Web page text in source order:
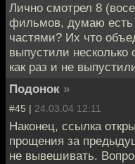
Лично смотрел 8
фильмов, думаю есть
частями? Их что
выпустили
как раз и не
Подонок »
#45 | 24.03.04 12:11
Наконец, ссылка
прощения за
не вывешивать.